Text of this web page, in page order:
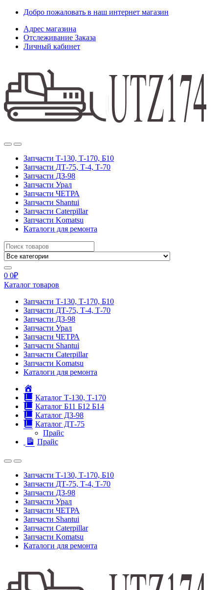
Skip
navigation
Skip
content
Добро пожаловать в наш интернет магазин
Адрес магазина
Отслеживание Заказа
Личный кабинет
Запчасти Т-130, Т-170, Б10
Запчасти ДТ-75, Т-4, Т-70
Запчасти ДЗ-98
Запчасти Урал
Запчасти ЧЕТРА
Запчасти Shantui
Запчасти Caterpillar
Запчасти Komatsu
Каталоги для ремонта
Search
for:
0 0₽
Каталог товаров
Запчасти Т-130, Т-170, Б10
Запчасти ДТ-75, Т-4, Т-70
Запчасти ДЗ-98
Запчасти Урал
Запчасти ЧЕТРА
Запчасти Shantui
Запчасти Caterpillar
Запчасти Komatsu
Каталоги для ремонта
Каталог Т-130, Т-170
Каталог Б11 Б12 Б14
Каталог ДЗ-98
Каталог ДТ-75
Прайс
Прайс
Запчасти Т-130, Т-170, Б10
Запчасти ДТ-75, Т-4, Т-70
Запчасти ДЗ-98
Запчасти Урал
Запчасти ЧЕТРА
Запчасти Shantui
Запчасти Caterpillar
Запчасти Komatsu
Каталоги для ремонта